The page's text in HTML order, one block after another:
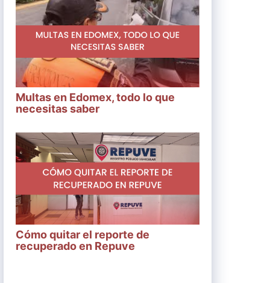
Multas en Edomex, todo lo que
necesitas saber
Cómo quitar el reporte de
recuperado en Repuve